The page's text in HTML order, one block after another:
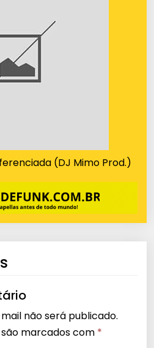
(DJ Mimo Prod.)
não será publicado.
marcados com *